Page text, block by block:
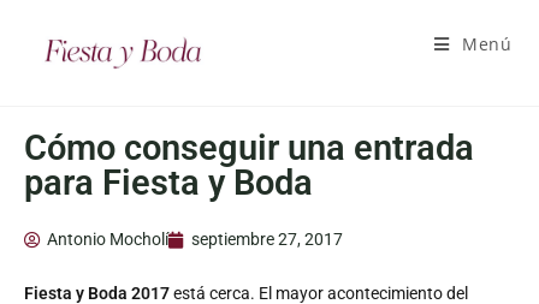
Menú
Cómo conseguir una entrada
para Fiesta y Boda
Antonio Mocholí septiembre 27, 2017
Fiesta y Boda 2017está cerca. El mayor acontecimiento del